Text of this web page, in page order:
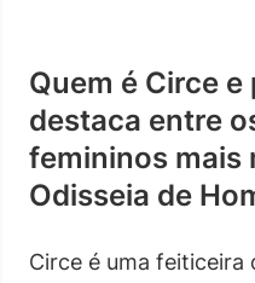
Quem é Circe
destaca entre
femininos mais
Odisseia de
Circe é uma feiticeira